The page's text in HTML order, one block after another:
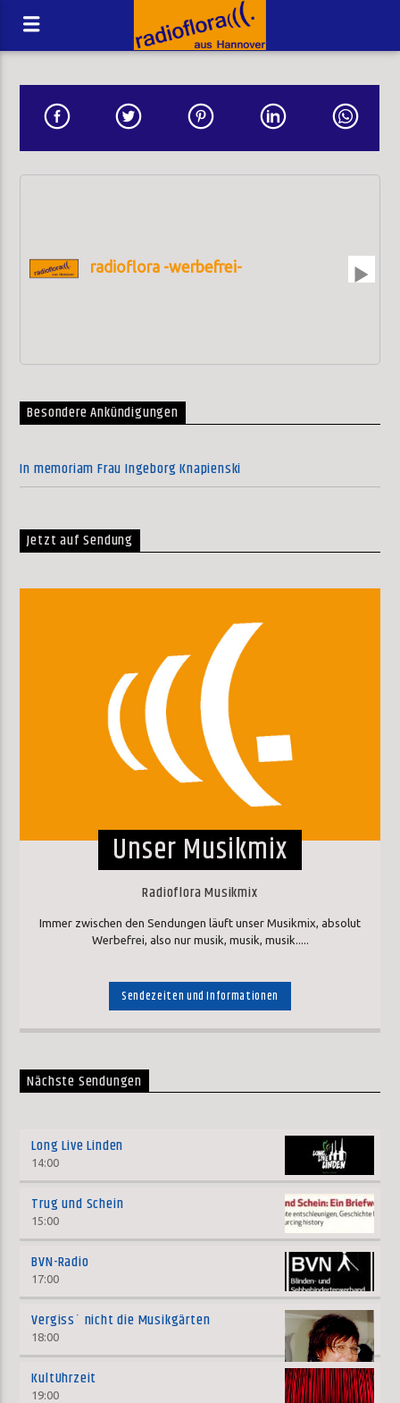
radioflora -werbefrei-
Besondere Ankündigungen
In memoriam Frau Ingeborg Knapienski
Jetzt auf Sendung
Unser Musikmix
Radioflora Musikmix
Immer zwischen den Sendungen läuft unser Musikmix, absolut
Werbefrei, also nur musik, musik, musik.....
Sendezeiten und Informationen
Nächste Sendungen
Long Live Linden
14:00
Trug und Schein
15:00
BVN-Radio
17:00
Vergiss´ nicht die Musikgärten
18:00
KultUhrzeit
19:00